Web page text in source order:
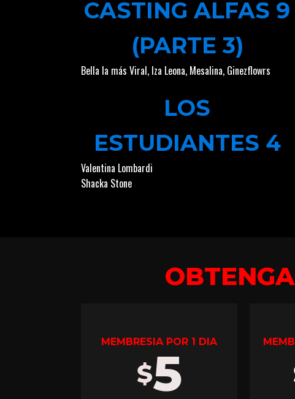
CASTING ALFAS 9
(PARTE 3)
Bella la más Viral, Iza Leona, Mesalina, Ginezflowrs
LOS
ESTUDIANTES 4
Valentina Lombardi
Shacka Stone
OBTENGA
MEMBRESIA POR 1 DIA
$5